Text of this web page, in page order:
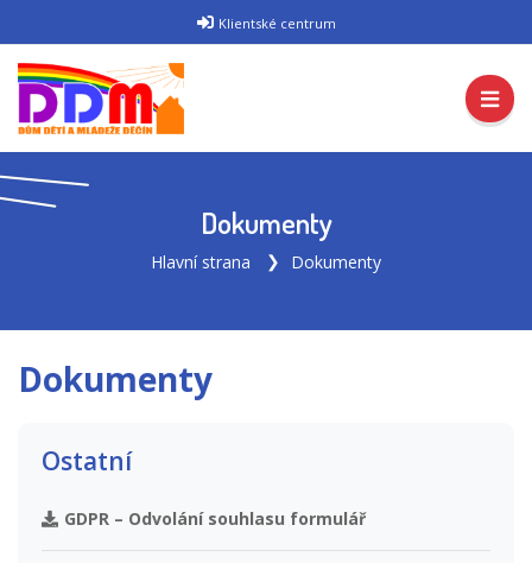
Klientské centrum
Dokumenty
Hlavní strana Dokumenty
Dokumenty
Ostatní
GDPR – Odvolání souhlasu formulář